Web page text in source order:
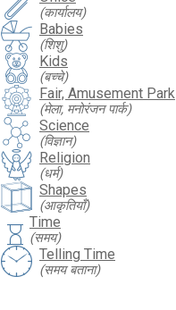
(कार्यालय)
Babies
(शिशु)
Kids
(बच्चे)
Fair, Amusement Park
(मेला, मनोरंजन पार्क)
Science
(विज्ञान)
Religion
(धर्म)
Shapes
(आकृतियाँ)
hourglass Time
(समय)
Telling Time
(समय बताना)